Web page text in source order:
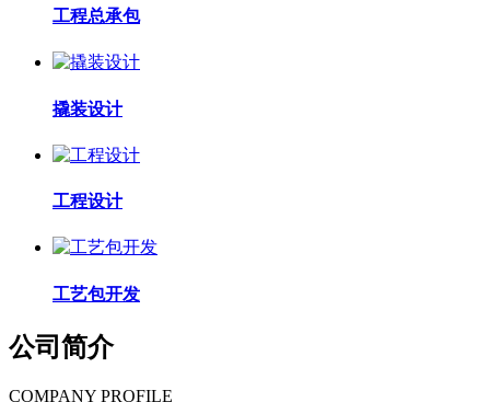
工程总承包
撬装设计
工程设计
工艺包开发
公司简介
COMPANY PROFILE